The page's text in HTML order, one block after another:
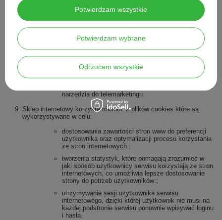
IdoSell S.A z siedzibą w Szczecinie, Aleja Piastów
Kancelaria Finansowo – Księgowa Spółka Jawna z
siedziba w Żorach ul. Sądowa 3/3, 44-240 Żory –
firma prowadząca księgowość LNC Jan Cyrulik i
wspólnicy spółka jawna.
ComVision Sp. z o.o. z siedzibą w Gliwicach ul.
Toszecka 101, 44-100 Gliwice – firma dostarczająca
narzędzia do telemarketingu.
Sklep internetowy korzysta również z plików cookies które są
wykorzystywane w celu:
dostosowania zawartości stron www do preferencji
użytkownika oraz optymalizacji procesu korzystania
ze stron internetowych ;
tworzenia statystyk, które pomagają zrozumieć w
jaki sposób użytkownicy serwisu korzystają ze stron
internetowych, co umożliwia lepsze dostosowanie
strony do potrzeb użytkowników:;
utrzymywanie sesji użytkownika serwisu
internetowego, dzięki której użytkownik nie musi na
każdej podstronie serwisu ponownie wpisywać loginu
i hasła.
Potwierdzam wybrane
Odrzucam wszystkie
Potwierdzam wszystkie